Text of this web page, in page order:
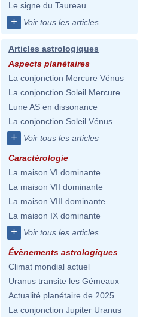
Le signe du Taureau
+ Voir tous les articles
Articles astrologiques
Aspects planétaires
La conjonction Mercure Vénus
La conjonction Soleil Mercure
Lune AS en dissonance
La conjonction Soleil Vénus
+ Voir tous les articles
Caractérologie
La maison VI dominante
La maison VII dominante
La maison VIII dominante
La maison IX dominante
+ Voir tous les articles
Évènements astrologiques
Climat mondial actuel
Uranus transite les Gémeaux
Actualité planétaire de 2025
La conjonction Jupiter Uranus